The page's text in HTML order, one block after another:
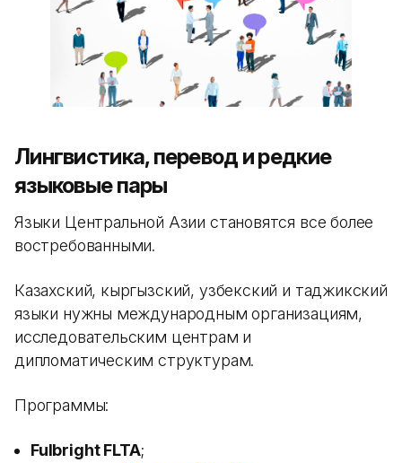
Лингвистика, перевод и редкие
языковые пары
Языки Центральной Азии становятся все более
востребованными.
Казахский, кыргызский, узбекский и таджикский
языки нужны международным организациям,
исследовательским центрам и
дипломатическим структурам.
Программы:
Fulbright FLTA;